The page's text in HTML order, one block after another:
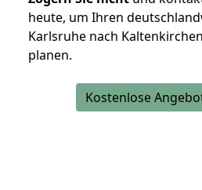
heute, um Ihren
Karlsruhe nach
planen.
Kostenlose